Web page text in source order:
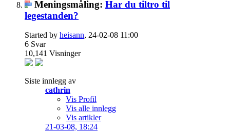
Meningsmåling: Har du tiltro til
legestanden?
Started by heisann, 24-02-08 11:00
6 Svar
10,141 Visninger
Siste innlegg av
cathrin
Vis Profil
Vis alle innlegg
Vis artikler
21-03-08, 18:24